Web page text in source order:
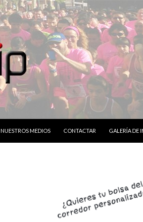
NUESTROS MEDIOS CONTACTAR GALERÍA DE